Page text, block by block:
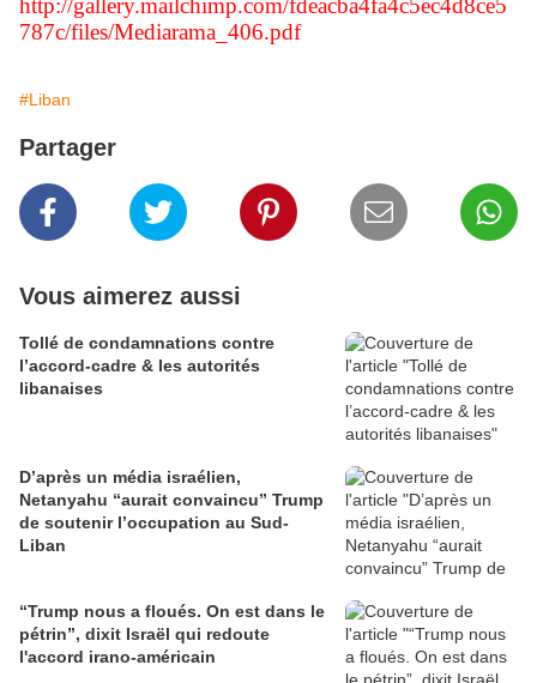
http://gallery.mailchimp.com/fdeacba4fa4c5ec4d8ce5
787c/files/Mediarama_406.pdf
#Liban
Partager
Vous aimerez aussi
Tollé de condamnations contre
l’accord-cadre & les autorités
libanaises
D’après un média israélien,
Netanyahu “aurait convaincu” Trump
de soutenir l’occupation au Sud-
Liban
“Trump nous a floués. On est dans le
pétrin”, dixit Israël qui redoute
l'accord irano-américain